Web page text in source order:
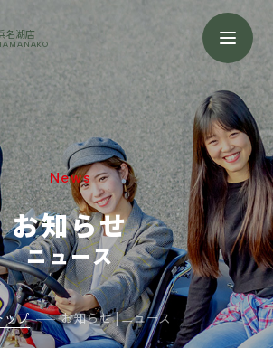
名湖店
News
お知らせ
ニュース
ップ お知らせ | ニュース